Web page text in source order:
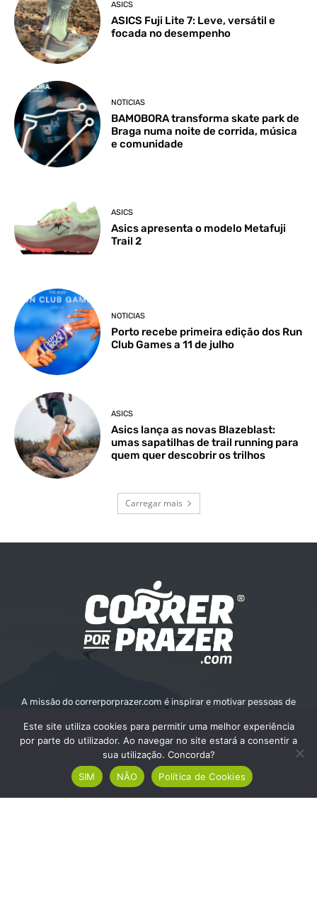
ASICS
ASICS Fuji Lite 7: Leve, versátil e
focada no desempenho
NOTICIAS
BAMOBORA transforma skate park de
Braga numa noite de corrida, música
e comunidade
ASICS
Asics apresenta o modelo Metafuji
Trail 2
NOTICIAS
Porto recebe primeira edição dos Run
Club Games a 11 de julho
ASICS
Asics lança as novas Blazeblast:
umas sapatilhas de trail running para
quem quer descobrir os trilhos
Carregar mais
A missão do correrporprazer.com é inspirar e motivar pessoas de
da corrida. Queremos fornecer informações, recursos e apoio para
ajudar as pessoas a alcançarem os seus objetivos e o seu bem-
estar.
Contate-nos:info@correrporprazer.com
Este site utiliza cookies para permitir uma melhor experiência
por parte do utilizador. Ao navegar no site estará a consentir a
sua utilização. Concorda?
SIM
NÃO Política de Cookies